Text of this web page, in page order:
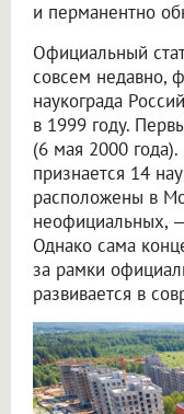
и перманентно
Официальный
совсем недавно,
наукограда
в 1999 году.
(6 мая 2000
признается 14
расположены в
неофициальных,
Однако сама
за рамки
развивается в